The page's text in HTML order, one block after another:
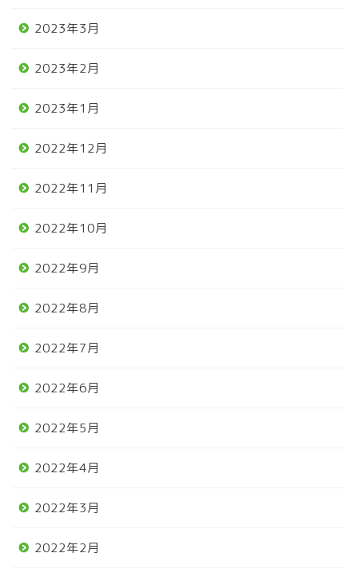
2023年3月
2023年2月
2023年1月
2022年12月
2022年11月
2022年10月
2022年9月
2022年8月
2022年7月
2022年6月
2022年5月
2022年4月
2022年3月
2022年2月